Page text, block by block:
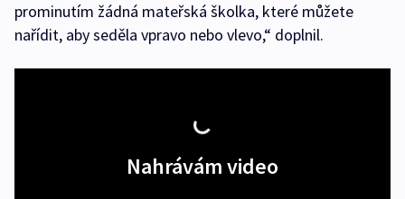
prominutím žádná mateřská školka, které můžete
nařídit, aby seděla vpravo nebo vlevo,“ doplnil.
Nahrávám video